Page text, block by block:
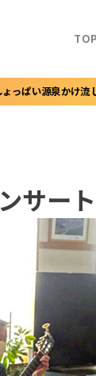
TOP
っぱい源泉かけ流
サー